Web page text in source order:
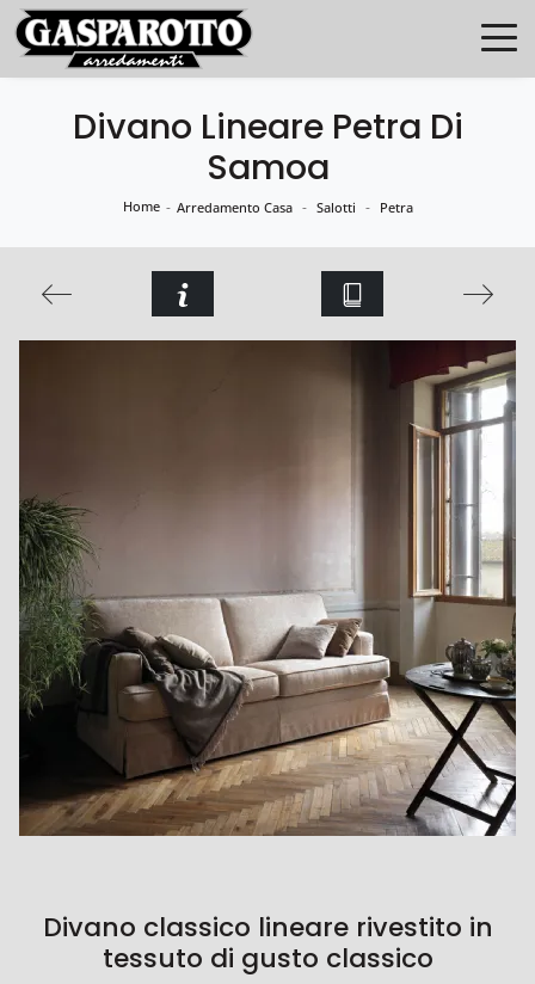
Divano Lineare Petra Di
Samoa
Home - Arredamento Casa - Salotti - Petra
Divano classico lineare rivestito in
tessuto di gusto classico